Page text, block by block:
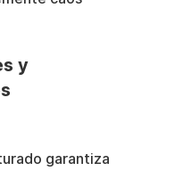
y
garantiza